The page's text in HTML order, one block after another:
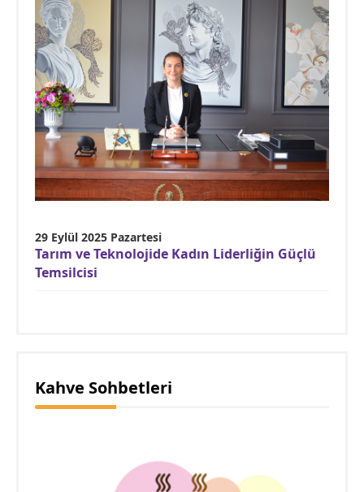
29 Eylül 2025 Pazartesi
Tarım ve Teknolojide Kadın Liderliğin Güçlü
Temsilcisi
Kahve Sohbetleri